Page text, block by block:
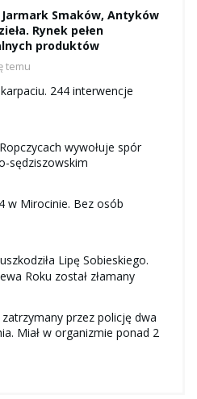
Smaków, Antyków
Rynek pełen
produktów
temu
244 interwencje
wywołuje spór
sędziszowskim
w Mirocinie. Bez osób
Lipę Sobieskiego.
Roku został złamany
przez policję dwa
Miał w organizmie ponad 2